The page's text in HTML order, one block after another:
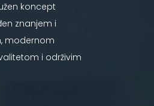
koncept
znanjem i
modernom
i održivim